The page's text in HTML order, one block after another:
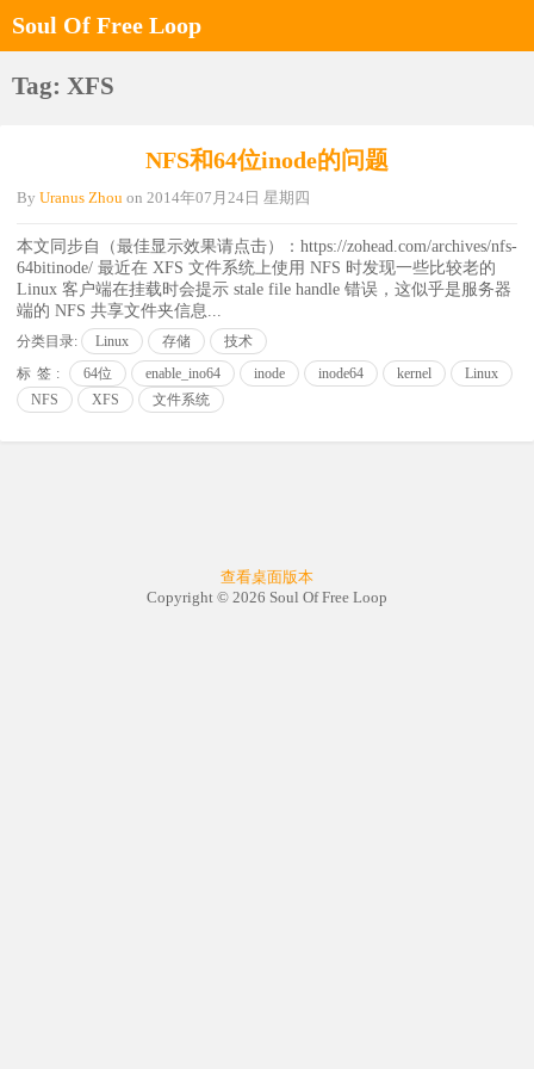
Soul Of Free Loop
Tag: XFS
NFS和64位inode的问题
By Uranus Zhou on 2014年07月24日 星期四
本文同步自（最佳显示效果请点击）：https://zohead.com/archives/nfs-
64bitinode/ 最近在 XFS 文件系统上使用 NFS 时发现一些比较老的
Linux 客户端在挂载时会提示 stale file handle 错误，这似乎是服务器
端的 NFS 共享文件夹信息...
分类目录: Linux 存储
技术
标签:
64位 enable_ino64 inode inode64 kernel
Linux
NFS
XFS 文件系统
查看桌面版本
Copyright © 2026 Soul Of Free Loop